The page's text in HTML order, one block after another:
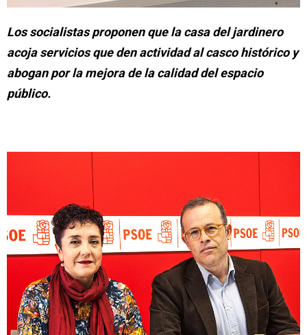
Los socialistas proponen que la casa del jardinero
acoja servicios que den actividad al casco histórico y
abogan por la mejora de la calidad del espacio
público.